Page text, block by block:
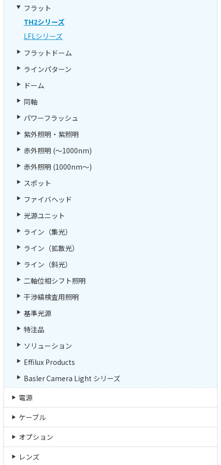
フラット
TH2シリーズ
LFLシリーズ
フラットドーム
ラインパターン
ドーム
同軸
パワーフラッシュ
紫外照明・紫照明
赤外照明 (～1000nm)
赤外照明 (1000nm～)
スポット
ファイバヘッド
光源ユニット
ライン（集光）
ライン（拡散光）
ライン（斜光）
二軸位相シフト照明
干渉縞検査用照明
基準光源
特注品
ソリューション
Effilux Products
Basler Camera Light シリーズ
電源
ケーブル
オプション
レンズ